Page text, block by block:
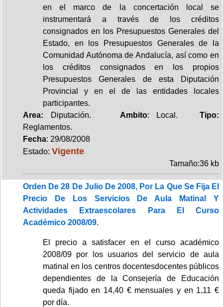
en el marco de la concertación local se
instrumentará a través de los créditos
consignados en los Presupuestos Generales del
Estado, en los Presupuestos Generales de la
Comunidad Autónoma de Andalucía, así como en
los créditos consignados en los propios
Presupuestos Generales de esta Diputación
Provincial y en el de las entidades locales
participantes.
Area: Diputación. Ambito: Local.Tipo:
Reglamentos.
Fecha: 29/08/2008
Estado: Vigente
Tamaño:36 kb
Orden De 28 De Julio De 2008, Por La Que Se Fija El
Precio De Los Servicios De Aula Matinal Y
Actividades Extraescolares Para El Curso
Académico 2008/09.
El precio a satisfacer en el curso académico
2008/09 por los usuarios del servicio de aula
matinal en los centros docentesdocentes públicos
dependientes de la Consejería de Educación
queda fijado en 14,40 € mensuales y en 1,11 €
por día.